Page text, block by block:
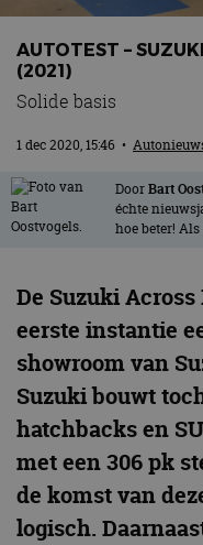
AUTOTEST –
(2021)
Solide basis
1 dec 2020, 15:46 •
DoorBart
échte
hoe beter!
De Suzuki
eerste instantie
showroom van
Suzuki bouwt
hatchbacks en
met een 306 pk
de komst van
logisch.